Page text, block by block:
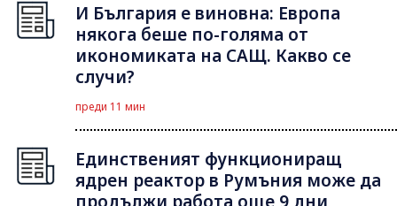
И България е виновна: Европа
някога беше по-голяма от
икономиката на САЩ. Какво се
случи?
преди 11 мин
Единственият функциониращ
ядрен реактор в Румъния може да